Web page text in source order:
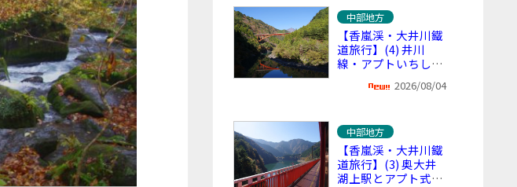
中部地方
【香嵐渓・大井川鐵
道旅行】(4) 井川
線・アプトいちしろ
然の渓谷から里山や
2026/08/04
中部地方
【香嵐渓・大井川鐵
道旅行】(3) 奥大井
湖上駅とアプト式区